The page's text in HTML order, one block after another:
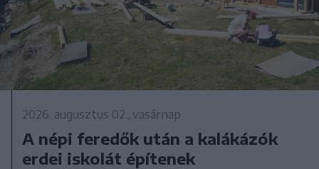
2026. augusztus 02., vasárnap
A népi feredők után a kalákázók
erdei iskolát építenek